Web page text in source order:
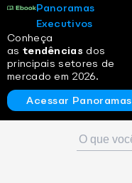
Panoramas
Executivos
Conheça
as tendências dos
principais setores de
mercado em 2026.
Acessar Panoramas